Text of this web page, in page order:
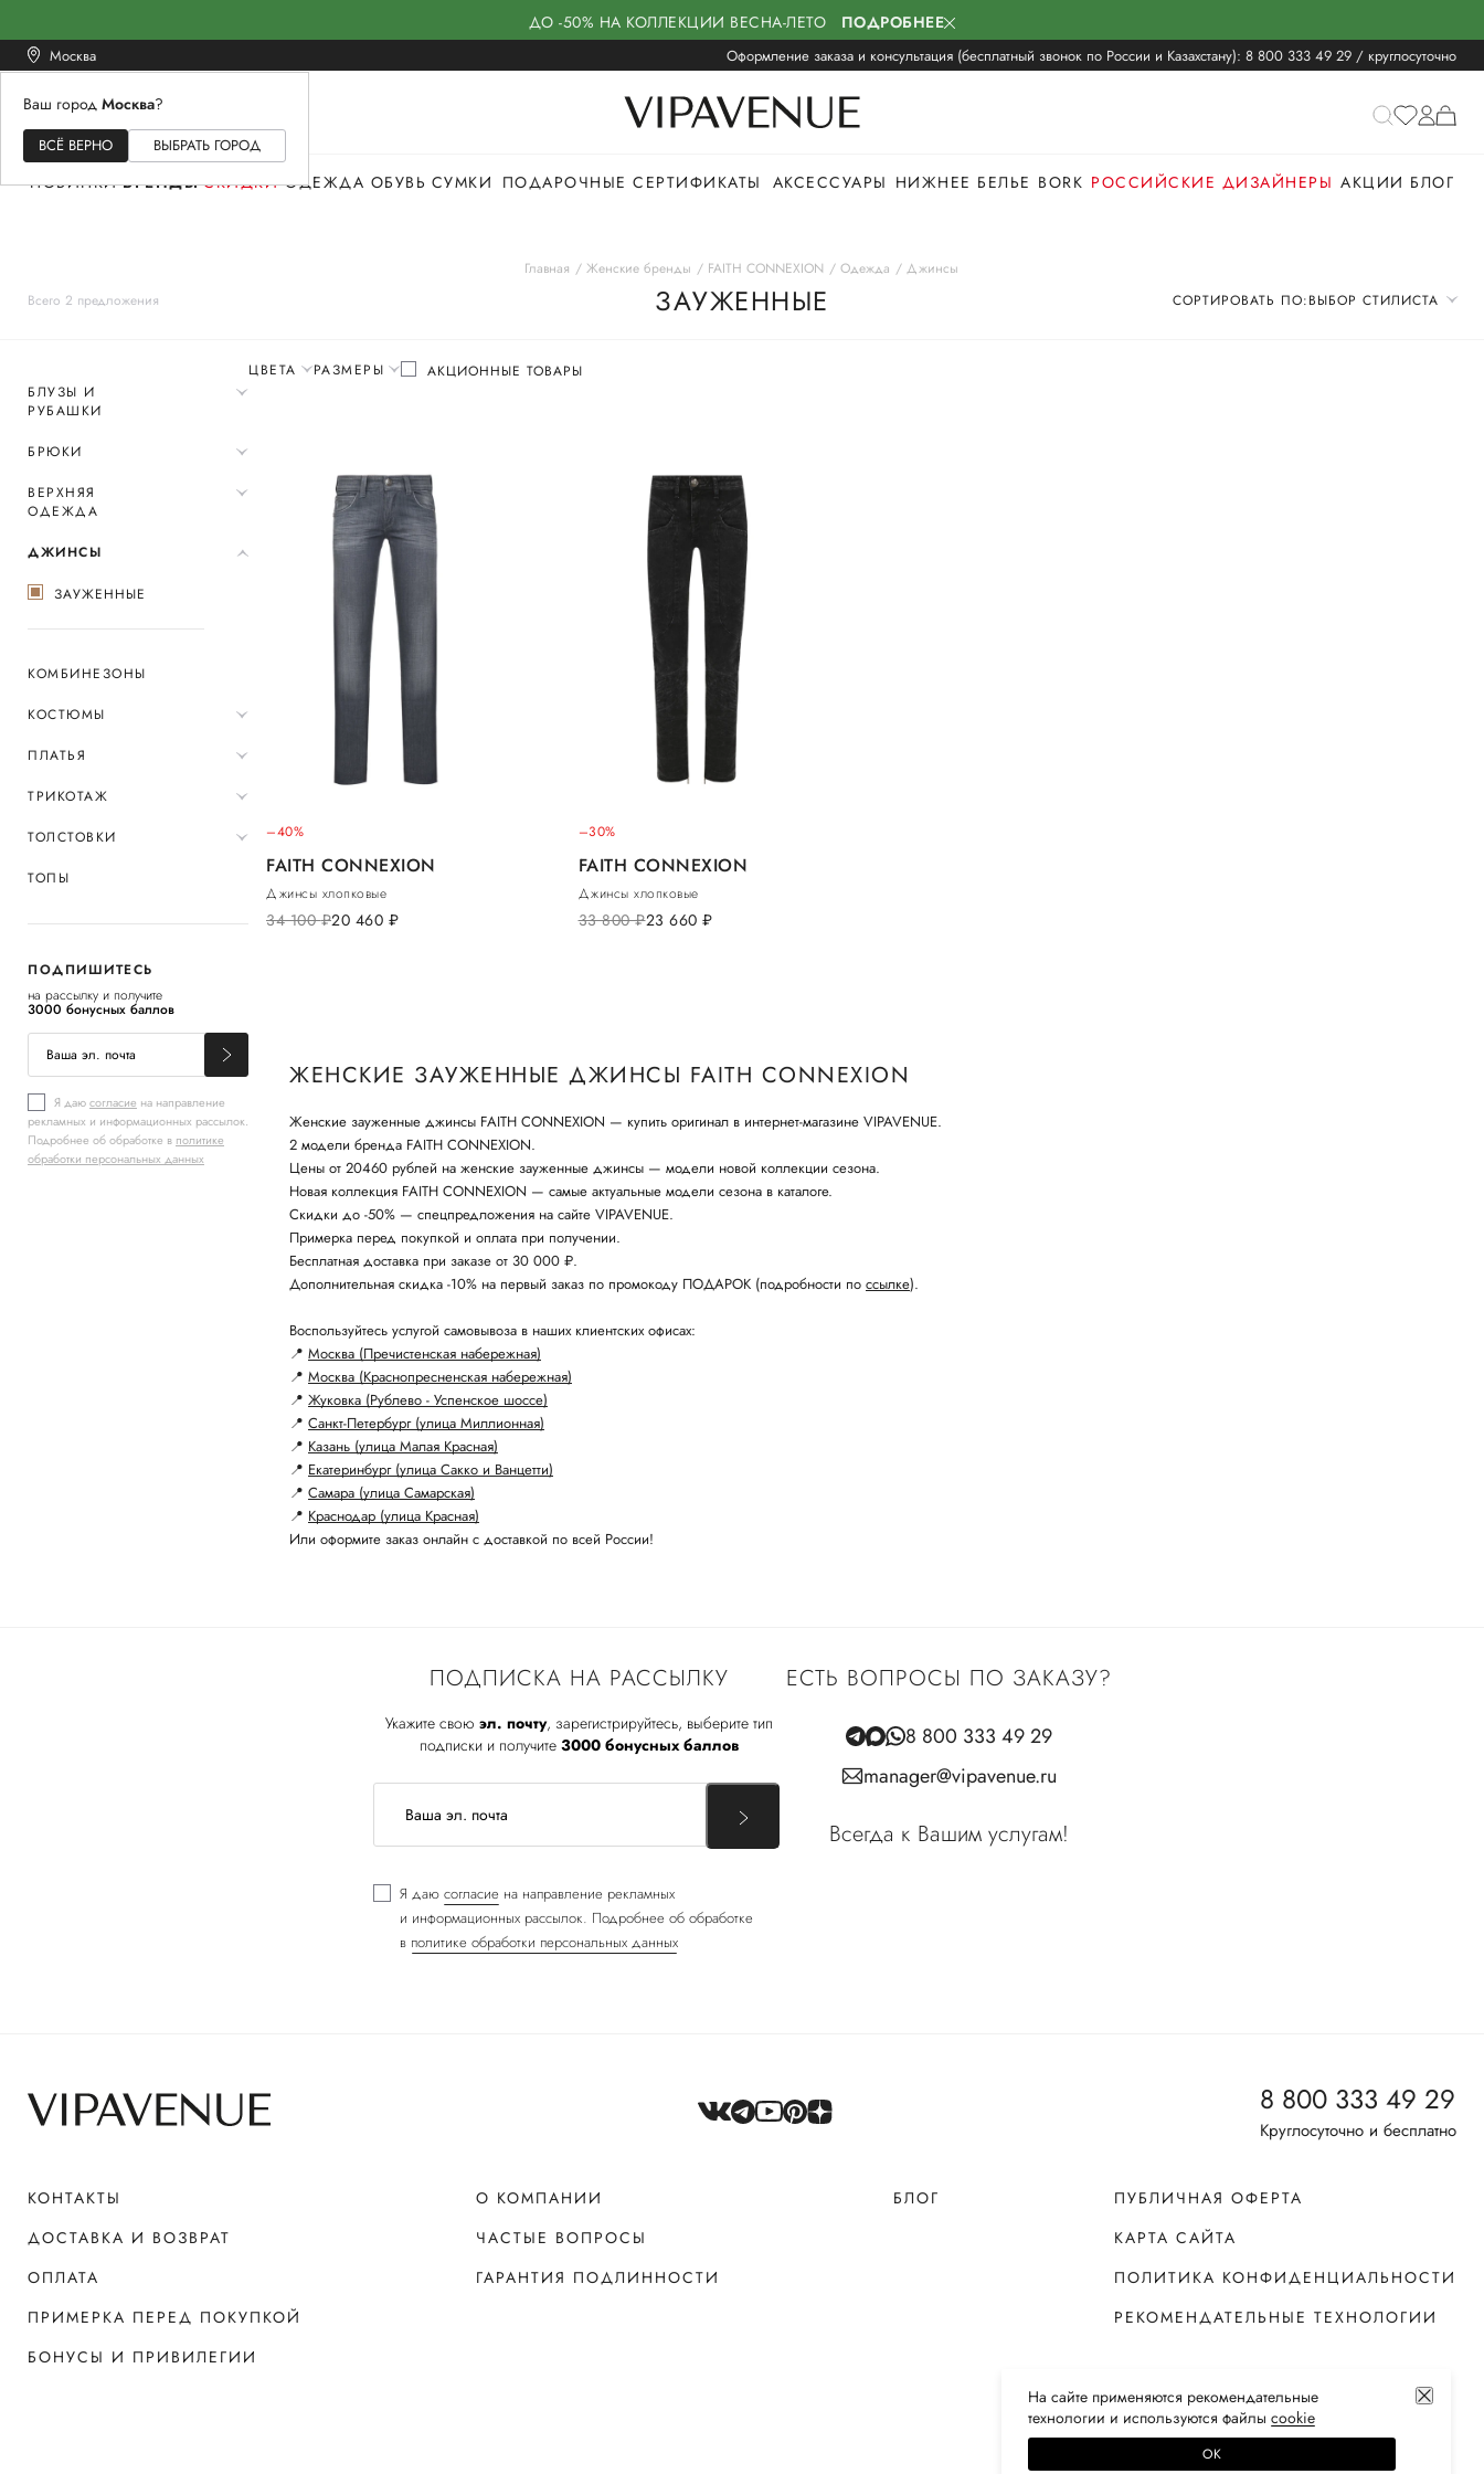
ДО -50% НА КОЛЛЕКЦИИ ВЕСНА-ЛЕТО ПОДРОБНЕЕ
Москва Оформление заказа и консультация (бесплатный звонок по России и Казахстану): 8 800 333 49 29 / круглосуточно
Ваш город Москва?
ВСЁ ВЕРНО ВЫБРАТЬ ГОРОД
ЖЕНСКОЕМУЖСКОЕ
НОВИНКИ БРЕНДЫ СКИДКИ ОДЕЖДА ОБУВЬ СУМКИ ПОДАРОЧНЫЕ СЕРТИФИКАТЫ АКСЕССУАРЫ НИЖНЕЕ БЕЛЬЕ BORK РОССИЙСКИЕ ДИЗАЙНЕРЫ АКЦИИ БЛОГ
Всего 2 предложения
Главная Женские бренды FAITH CONNEXION Одежда Джинсы
ЗАУЖЕННЫЕ СОРТИРОВАТЬ ПО:ВЫБОР СТИЛИСТА
БЛУЗЫ И
РУБАШКИ
БРЮКИ
ВЕРХНЯЯ
ОДЕЖДА
ДЖИНСЫ
ЗАУЖЕННЫЕ
КОМБИНЕЗОНЫ
КОСТЮМЫ
ПЛАТЬЯ
ТРИКОТАЖ
ТОЛСТОВКИ
ТОПЫ
ПОДПИШИТЕСЬ
на рассылку и получите
3000 бонусных баллов
Я даюсогласие на направление
рекламных и информационных рассылок.
Подробнее об обработке в политике
обработки персональных данных
ЦВЕТА РАЗМЕРЫ АКЦИОННЫЕ ТОВАРЫ
–40%
FAITH CONNEXION
Джинсы хлопковые
34 100руб.20 460 руб.
–30%
FAITH CONNEXION
Джинсы хлопковые
33 800руб.23 660 руб.
ЖЕНСКИЕ ЗАУЖЕННЫЕ ДЖИНСЫ FAITH CONNEXION
Женские зауженные джинсы FAITH CONNEXION — купить оригинал в интернет-магазине VIPAVENUE.
2 модели бренда FAITH CONNEXION.
Цены от 20460 рублей на женские зауженные джинсы — модели новой коллекции сезона.
Новая коллекция FAITH CONNEXION — самые актуальные модели сезона в каталоге.
Скидки до -50% — спецпредложения на сайте VIPAVENUE.
Примерка перед покупкой и оплата при получении.
Бесплатная доставка при заказе от 30 000 ₽.
Дополнительная скидка -10% на первый заказ по промокоду ПОДАРОК (подробности по ссылке).
Воспользуйтесь услугой самовывоза в наших клиентских офисах:
📍 Москва (Пречистенская набережная)
📍 Москва (Краснопресненская набережная)
📍 Жуковка (Рублево - Успенское шоссе)
📍 Санкт-Петербург (улица Миллионная)
📍 Казань (улица Малая Красная)
📍 Екатеринбург (улица Сакко и Ванцетти)
📍 Самара (улица Самарская)
📍 Краснодар (улица Красная)
Или оформите заказ онлайн с доставкой по всей России!
ПОДПИСКА НА РАССЫЛКУ
Укажите свою эл. почту, зарегистрируйтесь, выберите тип
подписки и получите 3000 бонусных баллов
Я даю согласие на направление рекламных
и информационных рассылок. Подробнее об обработке
в политике обработки персональных данных
ЕСТЬ ВОПРОСЫ ПО ЗАКАЗУ?
8 800 333 49 29
manager@vipavenue.ru
Всегда к Вашим услугам!
8 800 333 49 29
Круглосуточно и бесплатно
КОНТАКТЫ
ДОСТАВКА И ВОЗВРАТ
ОПЛАТА
ПРИМЕРКА ПЕРЕД ПОКУПКОЙ
БОНУСЫ И ПРИВИЛЕГИИ
О КОМПАНИИ
ЧАСТЫЕ ВОПРОСЫ
ГАРАНТИЯ ПОДЛИННОСТИ
БЛОГ
ПУБЛИЧНАЯ ОФЕРТА
КАРТА САЙТА
ПОЛИТИКА КОНФИДЕНЦИАЛЬНОСТИ
РЕКОМЕНДАТЕЛЬНЫЕ ТЕХНОЛОГИИ
На сайте применяются рекомендательные
технологии и используются файлы сооkiе
ОК